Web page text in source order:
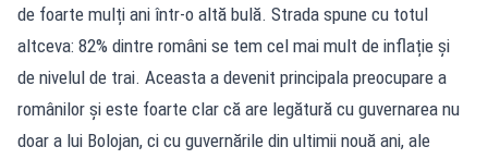
de foarte mulți ani într-o altă bulă. Strada spune cu totul
altceva: 82% dintre români se tem cel mai mult de inflație și
de nivelul de trai. Aceasta a devenit principala preocupare a
românilor și este foarte clar că are legătură cu guvernarea nu
doar a lui Bolojan, ci cu guvernările din ultimii nouă ani, ale